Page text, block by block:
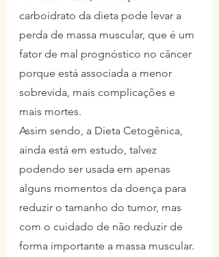
carboidrato da dieta pode levar a
perda de massa muscular, que é um
fator de mal prognóstico no câncer
porque está associada a menor
sobrevida, mais complicações e
mais mortes.
Assim sendo, a Dieta Cetogênica,
ainda está em estudo, talvez
podendo ser usada em apenas
alguns momentos da doença para
reduzir o tamanho do tumor, mas
com o cuidado de não reduzir de
forma importante a massa muscular.